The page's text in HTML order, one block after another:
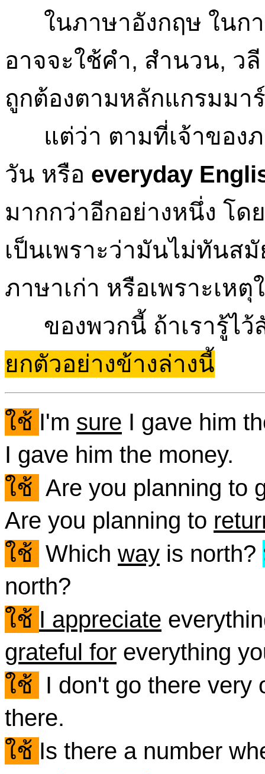
ในภาษาอังกฤษ ในกา
อาจจะใช้คำ, สำนวน, ว
ถูกต้องตามหลักแกรมมาร์
แต่ว่า ตามที่เจ้าของภ
วัน หรือ everyday
มากกว่าอีกอย่างหนึ่ง โด
เป็นเพราะว่ามันไม่ทันส
ภาษาเก่า หรือเพราะเห
ของพวกนี้ ถ้าเรารู้ไว้
ยกตัวอย่างข้างล่างนี้
ใช้ I'm sure I gave him
I gave him the money.
ใช้ Are you planning to
Are you planning to
ใช้ Which way is north?
north?
ใช้ I appreciate
grateful for everything
ใช้ I don't go there very
there.
ใช้ Is there a number